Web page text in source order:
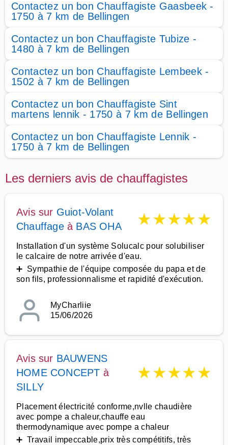
Contactez un bon Chauffagiste Gaasbeek -
1750 à 7 km de Bellingen
Contactez un bon Chauffagiste Tubize -
1480 à 7 km de Bellingen
Contactez un bon Chauffagiste Lembeek -
1502 à 7 km de Bellingen
Contactez un bon Chauffagiste Sint
martens lennik - 1750 à 7 km de Bellingen
Contactez un bon Chauffagiste Lennik -
1750 à 7 km de Bellingen
Les derniers avis de chauffagistes
Avis sur Guiot-Volant
Chauffageà BAS OHA ★★★★★
Installation d'un système Solucalc pour solubiliser
le calcaire de notre arrivée d'eau.
➕ Sympathie de l'équipe composée du papa et de
son fils, professionnalisme et rapidité d'exécution.
MyCharliie
15/06/2026
Avis sur BAUWENS
HOME CONCEPT à
SILLY
★★★★★
Placement électricité conforme,nvlle chaudière
avec pompe a chaleur,chauffe eau
thermodynamique avec pompe a chaleur
➕ Travail impeccable,prix très compétitifs, très